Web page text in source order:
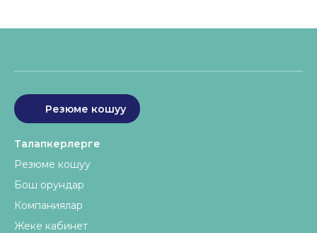
Резюме кошуу
Талапкерлерге
Резюме кошуу
Бош орундар
Компаниялар
Жеке кабинет